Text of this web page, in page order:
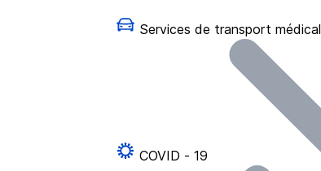
Services de transport médical
COVID - 19